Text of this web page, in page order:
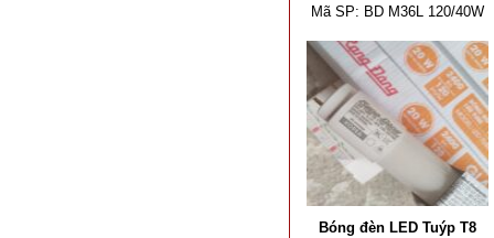
Mã SP: BD M36L 120/40W
Bóng đèn LED Tuýp T8